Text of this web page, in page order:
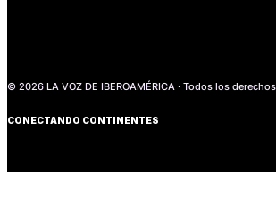
© 2026 LA VOZ DE IBEROAMÉRICA · Todos los
CONECTANDO CONTINENTES